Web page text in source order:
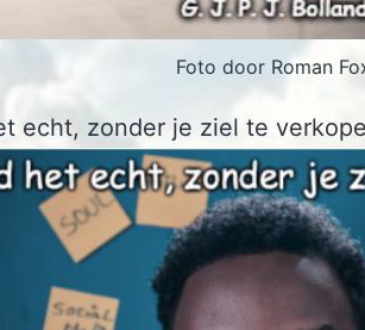
Foto door Roman
echt, zonder je ziel te